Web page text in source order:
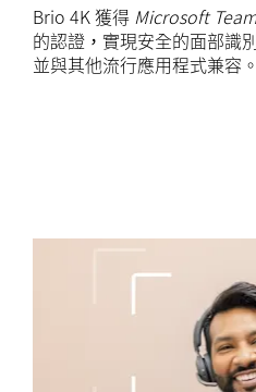
Brio 4K 獲得 Microsoft
的認證，實現安全的面部識
並與其他流行應用程式兼容。